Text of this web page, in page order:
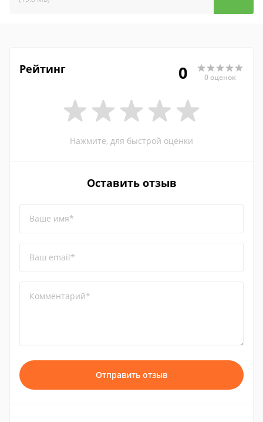
Рейтинг 0 0 оценок
Нажмите, для быстрой оценки
Оставить отзыв
Ваше имя*
Ваш email*
Комментарий*
Отправить отзыв